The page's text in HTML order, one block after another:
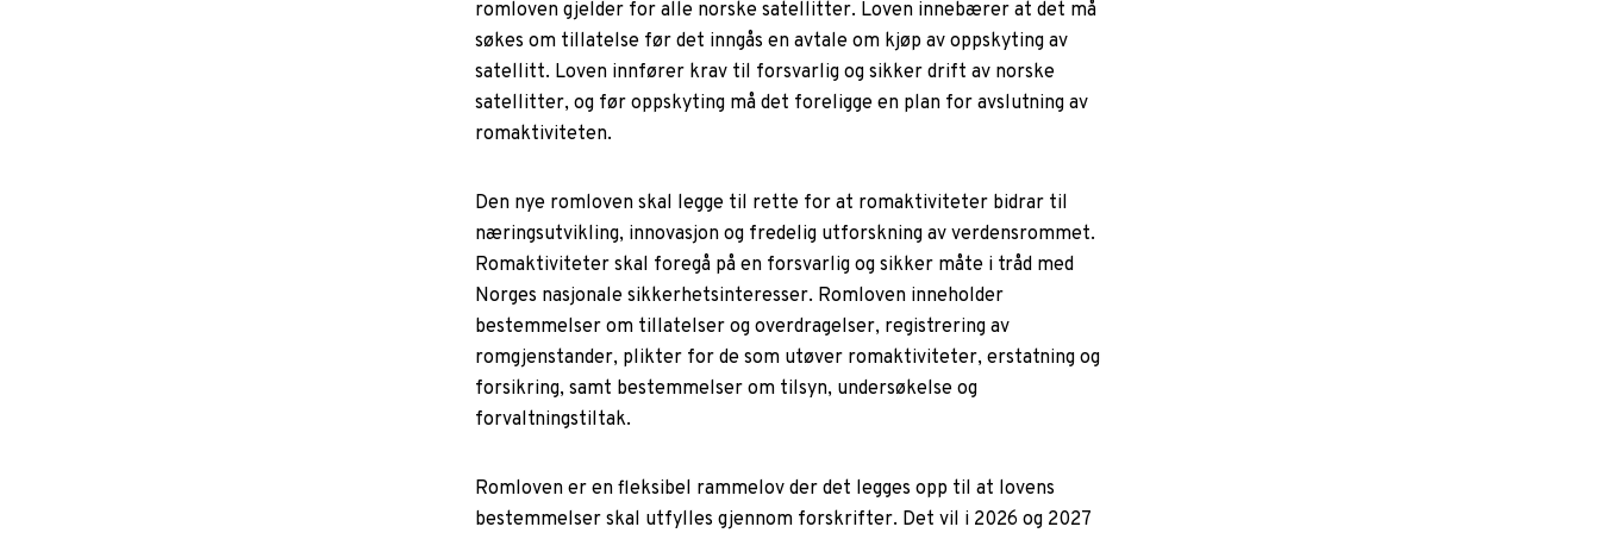
romloven gjelder for alle norske satellitter. Loven innebærer at det må
søkes om tillatelse før det inngås en avtale om kjøp av oppskyting av
satellitt. Loven innfører krav til forsvarlig og sikker drift av norske
satellitter, og før oppskyting må det foreligge en plan for avslutning av
romaktiviteten.
Den nye romloven skal legge til rette for at romaktiviteter bidrar til
næringsutvikling, innovasjon og fredelig utforskning av verdensrommet.
Romaktiviteter skal foregå på en forsvarlig og sikker måte i tråd med
Norges nasjonale sikkerhetsinteresser. Romloven inneholder
bestemmelser om tillatelser og overdragelser, registrering av
romgjenstander, plikter for de som utøver romaktiviteter, erstatning og
forsikring, samt bestemmelser om tilsyn, undersøkelse og
forvaltningstiltak.
Romloven er en fleksibel rammelov der det legges opp til at lovens
bestemmelser skal utfylles gjennom forskrifter. Det vil i 2026 og 2027